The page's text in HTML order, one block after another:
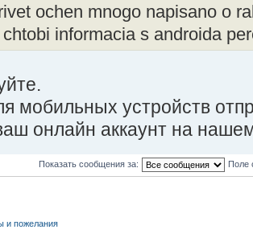
ochen mnogo napisano o
informacia s androida
мобильных устройств
онлайн аккаунт на
Показать сообщения за: Поле
и пожелания